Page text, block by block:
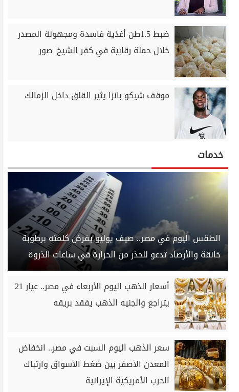
ضبط 1.5طن أغذية فاسدة ومجهولة المصدر
خلال حملة رقابية في كفر الشيخ| صور
موقف شيكو بانزا يثير القلق داخل الزمالك
خدمات
الطقس اليوم في مصر.. صيف يوليو يفرض كلمته برطوبة
خانقة والأرصاد تدعو للحذر من الحرارة في ساعات الذروة
أسعار الذهب اليوم الأربعاء في مصر.. عيار 21
يتراجع والجنيه الذهب يفقد بريقه
سعر الذهب اليوم السبت في مصر.. انخفاض
المعدن الأصفر بين ضغط الأسواق وارتباك
الحرب الأمريكية الإيرانية